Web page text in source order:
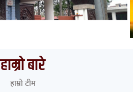
हाम्रो बारे
हाम्रो टीम